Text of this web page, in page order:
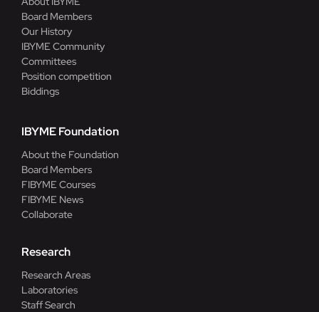
Board Members
Our History
IBYME Community
Committees
Position competition
Biddings
IBYME Foundation
About the Foundation
Board Members
FIBYME Courses
FIBYME News
Collaborate
Research
Research Areas
Laboratories
Staff Search